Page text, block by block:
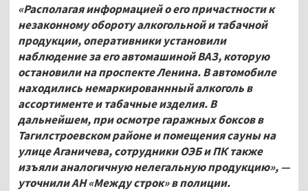
«Располагая информацией о его причастности к
незаконному обороту алкогольной и табачной
продукции, оперативники установили
наблюдение за его автомашиной ВАЗ, которую
остановили на проспекте Ленина. В автомобиле
находились немаркированнный алкоголь в
ассортименте и табачные изделия. В
дальнейшем, при осмотре гаражных боксов в
Тагилстроевском районе и помещения сауны на
улице Аганичева, сотрудники ОЭБ и ПК также
изъяли аналогичную нелегальную продукцию», —
уточнили АН «Между строк» в полиции.